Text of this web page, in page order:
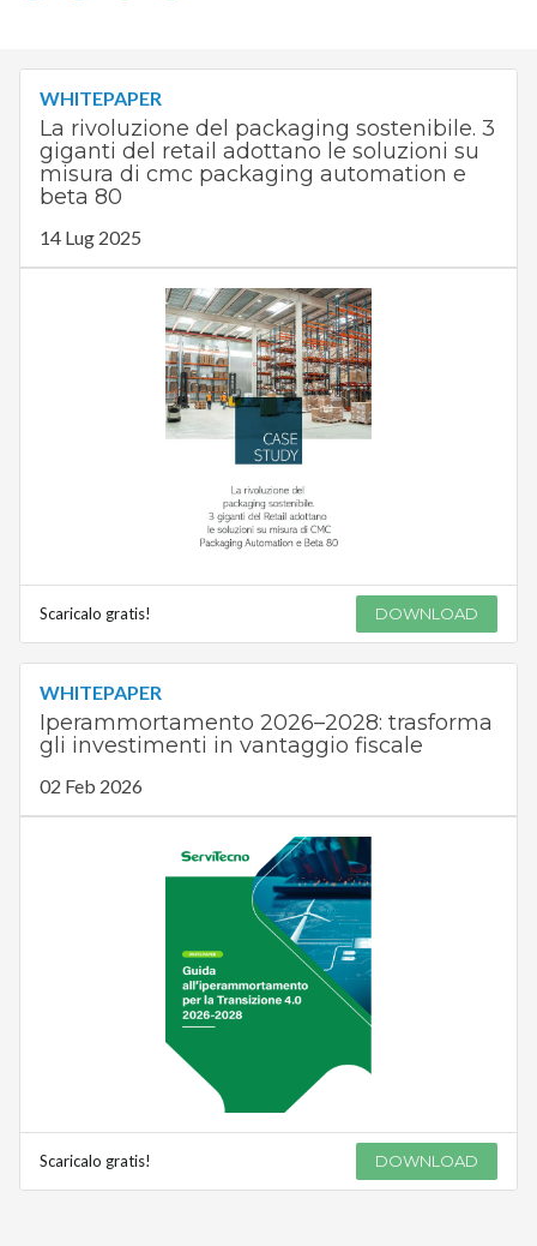
WHITEPAPER
La rivoluzione del packaging sostenibile. 3
giganti del retail adottano le soluzioni su
misura di cmc packaging automation e
beta 80
14 Lug 2025
Scaricalo gratis! DOWNLOAD
WHITEPAPER
Iperammortamento 2026–2028: trasforma
gli investimenti in vantaggio fiscale
02 Feb 2026
Scaricalo gratis! DOWNLOAD